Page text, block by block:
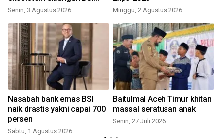
bersama Danantara
Senin, 3 Agustus 2026 Minggu, 2 Agustus 2026
Nasabah bank emas BSI
naik drastis yakni capai 700
persen
Sabtu, 1 Agustus 2026
Baitulmal Aceh Timur khitan
massal seratusan anak
Senin, 27 Juli 2026